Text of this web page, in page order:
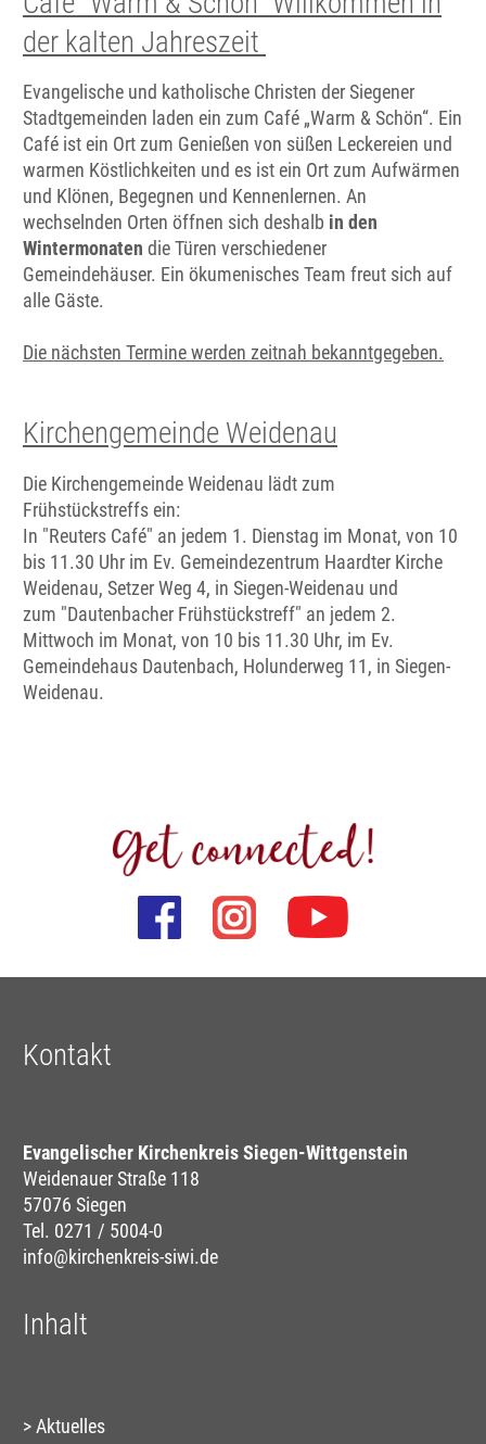
der kalten Jahreszeit
Evangelische und katholische Christen der Siegener
Stadtgemeinden laden ein zum Café „Warm & Schön“. Ein
Café ist ein Ort zum Genießen von süßen Leckereien und
warmen Köstlichkeiten und es ist ein Ort zum Aufwärmen
und Klönen, Begegnen und Kennenlernen. An
wechselnden Orten öffnen sich deshalb in den
Wintermonaten die Türen verschiedener
Gemeindehäuser. Ein ökumenisches Team freut sich auf
alle Gäste.
Die nächsten Termine werden zeitnah bekanntgegeben.
Kirchengemeinde Weidenau
Die Kirchengemeinde Weidenau lädt zum
Frühstückstreffs ein:
In "Reuters Café" an jedem 1. Dienstag im Monat, von 10
bis 11.30 Uhr im Ev. Gemeindezentrum Haardter Kirche
Weidenau, Setzer Weg 4, in Siegen-Weidenau und
zum "Dautenbacher Frühstückstreff" an jedem 2.
Mittwoch im Monat, von 10 bis 11.30 Uhr, im Ev.
Gemeindehaus Dautenbach, Holunderweg 11, in Siegen-
Weidenau.
Kontakt
Evangelischer Kirchenkreis Siegen-Wittgenstein
Weidenauer Straße 118
57076 Siegen
Tel. 0271 / 5004-0
info@kirchenkreis-siwi.de
Inhalt
Aktuelles